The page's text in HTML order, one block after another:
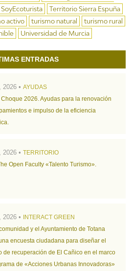
SoyEcoturista
Territorio Sierra Espuña
activo turismo natural
turismo rural
Universidad de Murcia
ENTRADAS
2026 • AYUDAS
Choque 2026. Ayudas para la renovación
e impulso de la eficiencia
2026 • TERRITORIO
Open Faculty «Talento Turismo».
2026 • INTERACT GREEN
y el Ayuntamiento de Totana
encuesta ciudadana para diseñar el
de recuperación de El Cañico en el marco
de «Acciones Urbanas Innovadoras»